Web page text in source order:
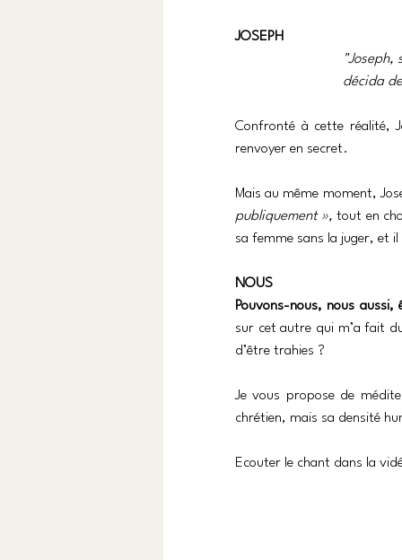
JOSEPH
"Joseph,
décida
Confronté à cette réalité,
renvoyer en secret.
Mais au même moment,
publiquement », tout en
sa femme sans la juger, et
NOUS
Pouvons-nous, nous aussi,
sur cet autre qui m’a fait
d’être trahies ?
Je vous propose de
chrétien, mais sa densité
Ecouter le chant dans la